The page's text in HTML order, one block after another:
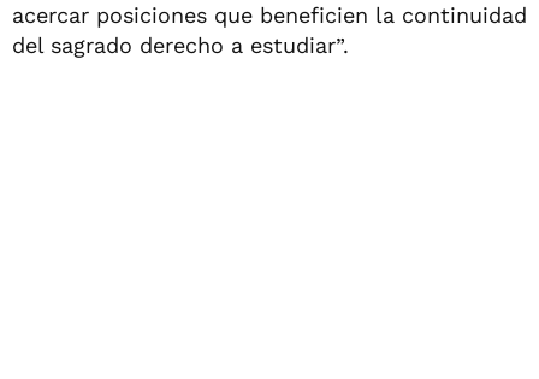
acercar posiciones que beneficien la continuidad
del sagrado derecho a estudiar”.